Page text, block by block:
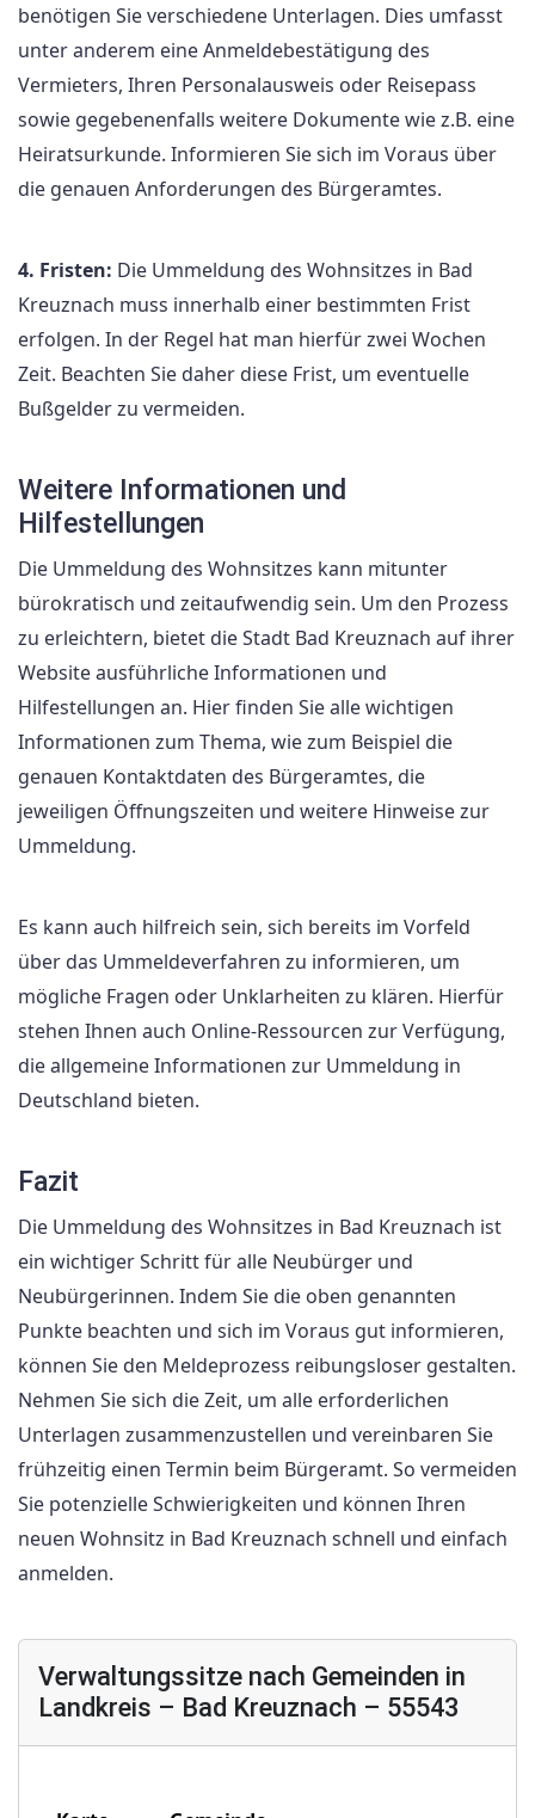
benötigen Sie verschiedene Unterlagen. Dies umfasst
unter anderem eine Anmeldebestätigung des
Vermieters, Ihren Personalausweis oder Reisepass
sowie gegebenenfalls weitere Dokumente wie z.B. eine
Heiratsurkunde. Informieren Sie sich im Voraus über
die genauen Anforderungen des Bürgeramtes.
4. Fristen: Die Ummeldung des Wohnsitzes in Bad
Kreuznach muss innerhalb einer bestimmten Frist
erfolgen. In der Regel hat man hierfür zwei Wochen
Zeit. Beachten Sie daher diese Frist, um eventuelle
Bußgelder zu vermeiden.
Weitere Informationen und
Hilfestellungen
Die Ummeldung des Wohnsitzes kann mitunter
bürokratisch und zeitaufwendig sein. Um den Prozess
zu erleichtern, bietet die Stadt Bad Kreuznach auf ihrer
Website ausführliche Informationen und
Hilfestellungen an. Hier finden Sie alle wichtigen
Informationen zum Thema, wie zum Beispiel die
genauen Kontaktdaten des Bürgeramtes, die
jeweiligen Öffnungszeiten und weitere Hinweise zur
Ummeldung.
Es kann auch hilfreich sein, sich bereits im Vorfeld
über das Ummeldeverfahren zu informieren, um
mögliche Fragen oder Unklarheiten zu klären. Hierfür
stehen Ihnen auch Online-Ressourcen zur Verfügung,
die allgemeine Informationen zur Ummeldung in
Deutschland bieten.
Fazit
Die Ummeldung des Wohnsitzes in Bad Kreuznach ist
ein wichtiger Schritt für alle Neubürger und
Neubürgerinnen. Indem Sie die oben genannten
Punkte beachten und sich im Voraus gut informieren,
können Sie den Meldeprozess reibungsloser gestalten.
Nehmen Sie sich die Zeit, um alle erforderlichen
Unterlagen zusammenzustellen und vereinbaren Sie
frühzeitig einen Termin beim Bürgeramt. So vermeiden
Sie potenzielle Schwierigkeiten und können Ihren
neuen Wohnsitz in Bad Kreuznach schnell und einfach
anmelden.
Verwaltungssitze nach Gemeinden in
Landkreis – Bad Kreuznach – 55543